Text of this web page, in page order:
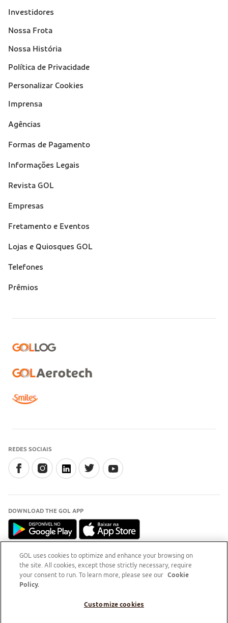
Investidores
Nossa Frota
Nossa História
Política de Privacidade
Personalizar Cookies
Imprensa
Suporte
Agências
Formas de Pagamento
Informações Legais
Revista GOL
Empresas
Fretamento e Eventos
Lojas e Quiosques GOL
Telefones
Prêmios
REDES SOCIAIS
DOWNLOAD THE GOL APP
INFORMAÇÃO
Para esclarecimentos, acesse o
GOL uses cookies to optimize and enhance your browsing on
the site. All cookies, except those strictly necessary, require
your consent to run. To learn more, please see our
Cookie
Policy.
Customize cookies